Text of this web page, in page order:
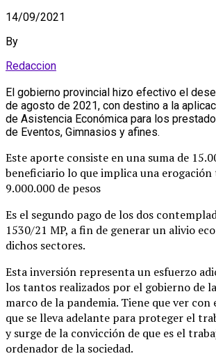
14/09/2021
By
Redaccion
El gobierno provincial hizo efectivo el
de agosto de 2021, con destino a la
de Asistencia Económica para los
de Eventos, Gimnasios y afines.
Este aporte consiste en una suma de
beneficiario lo que implica una
9.000.000 de pesos
Es el segundo pago de los dos
1530/21 MP, a fin de generar un alivio
dichos sectores.
Esta inversión representa un esfuerzo
los tantos realizados por el gobierno de
marco de la pandemia. Tiene que ver
que se lleva adelante para proteger el
y surge de la convicción de que es el
ordenador de la sociedad.